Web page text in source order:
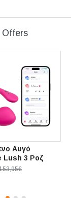
Offers
Αυγό
Lush 3 Ροζ